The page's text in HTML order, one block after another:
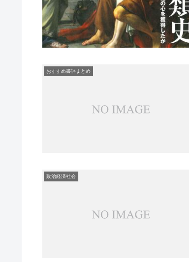
おすすめ書評まとめ
政治経済社会